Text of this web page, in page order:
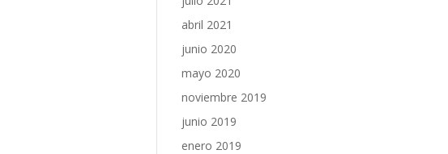
abril 2021
junio 2020
mayo 2020
noviembre 2019
junio 2019
enero 2019